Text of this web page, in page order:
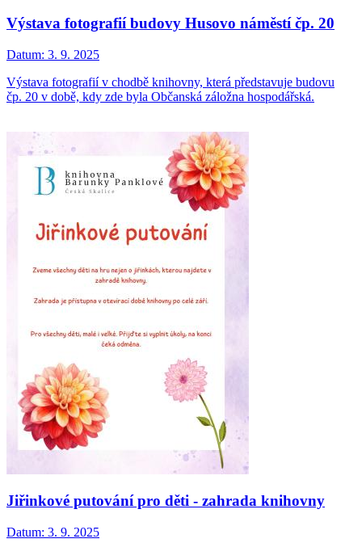
Výstava fotografií budovy Husovo náměstí čp. 20
Datum: 3. 9. 2025
Výstava fotografií v chodbě knihovny, která představuje budovu
čp. 20 v době, kdy zde byla Občanská záložna hospodářská.
Jiřinkové putování pro děti - zahrada knihovny
Datum: 3. 9. 2025